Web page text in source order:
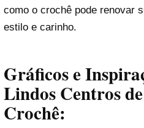
como o crochê pode renovar
estilo e carinho.
Gráficos e
Lindos Centros
Crochê: